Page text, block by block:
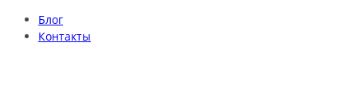
Блог
Контакты